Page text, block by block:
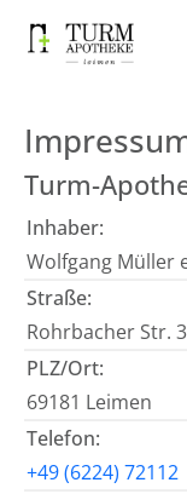
Turm-
Inhaber:
Wolfgang Müller
Straße:
Rohrbacher Str. 3
PLZ/Ort:
69181 Leimen
Telefon:
+49 (6224) 72112